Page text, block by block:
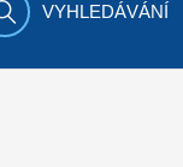
VYHLEDÁVÁNÍ